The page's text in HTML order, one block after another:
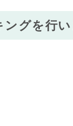
グを行い